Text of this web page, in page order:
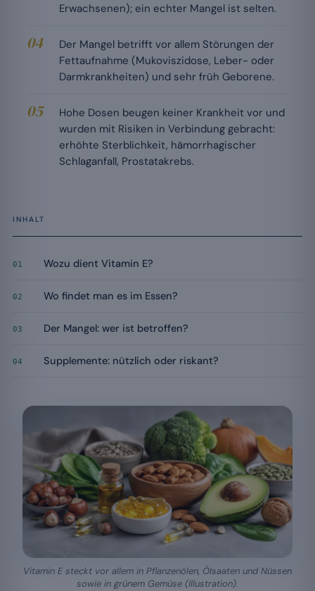
Erwachsenen); ein echter Mangel ist selten.
Der Mangel betrifft vor allem Störungen der
Fettaufnahme (Mukoviszidose, Leber- oder
Darmkrankheiten) und sehr früh Geborene.
Hohe Dosen beugen keiner Krankheit vor und
wurden mit Risiken in Verbindung gebracht:
erhöhte Sterblichkeit, hämorrhagischer
Schlaganfall, Prostatakrebs.
INHALT
01 Wozu dient Vitamin E?
02 Wo findet man es im Essen?
03 Der Mangel: wer ist betroffen?
04 Supplemente: nützlich oder riskant?
Vitamin E steckt vor allem in Pflanzenölen, Ölsaaten und Nüssen
sowie in grünem Gemüse (Illustration).